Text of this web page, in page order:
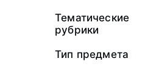
Тематические
рубрики
Тип предмета